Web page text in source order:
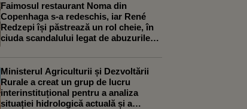
Faimosul restaurant Noma din
Copenhaga s-a redeschis, iar René
Redzepi își păstrează un rol cheie, în
ciuda scandalului legat de abuzurile
Ministerul Agriculturii și Dezvoltării
Rurale a creat un grup de lucru
interinstituțional pentru a analiza
situației hidrologică actuală și a